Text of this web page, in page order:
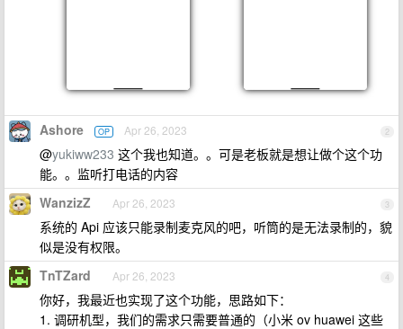
2
Ashore OP Apr 26, 2023
@yukiww233 这个我也知道。。可是老板就是想让做个这个功
能。。监听打电话的内容
3
WanzizZ Apr 26, 2023
系统的 Api 应该只能录制麦克风的吧，听筒的是无法录制的，貌
似是没有权限。
4
TnTZard Apr 26, 2023
你好，我最近也实现了这个功能，思路如下：
1. 调研机型，我们的需求只需要普通的（小米 ov huawei 这些